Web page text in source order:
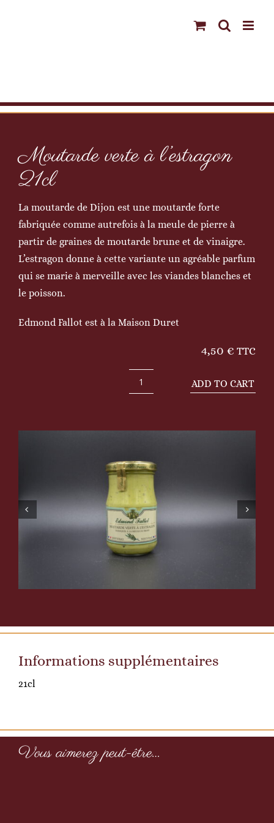
Moutarde verte à l’estragon
21cl
La moutarde de Dijon est une moutarde forte
fabriquée comme autrefois à la meule de pierre à
partir de graines de moutarde brune et de vinaigre.
L’estragon donne à cette variante un agréable parfum
qui se marie à merveille avec les viandes blanches et
le poisson.
Edmond Fallot est à la Maison Duret
4,50 € TTC
Moutarde
21cl
quantity
ADD TO CART
Informations supplémentaires
21cl
Vous aimerez peut-être…